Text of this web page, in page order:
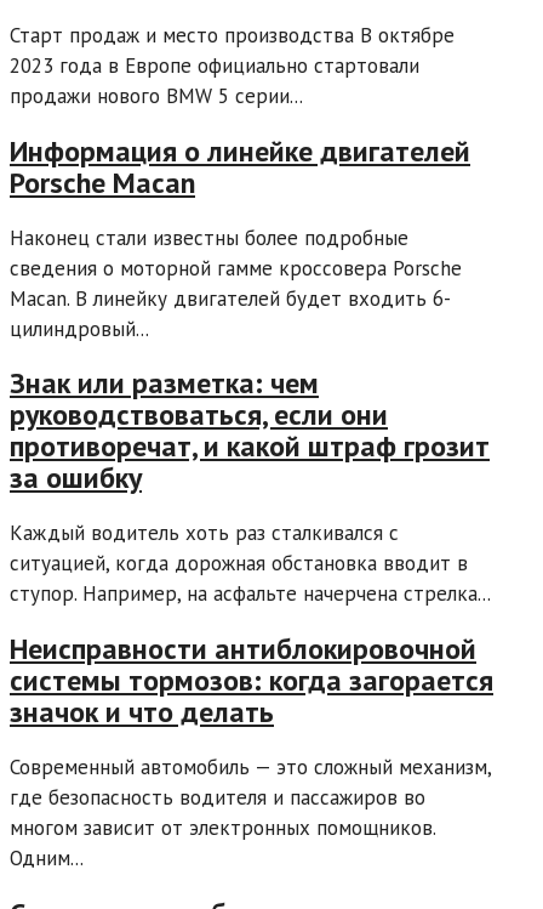
Старт продаж и место производства В октябре
2023 года в Европе официально стартовали
продажи нового BMW 5 серии...
Информация о линейке двигателей
Porsche Macan
Наконец стали известны более подробные
сведения о моторной гамме кроссовера Porsche
Macan. В линейку двигателей будет входить 6-
цилиндровый...
Знак или разметка: чем
руководствоваться, если они
противоречат, и какой штраф грозит
за ошибку
Каждый водитель хоть раз сталкивался с
ситуацией, когда дорожная обстановка вводит в
ступор. Например, на асфальте начерчена стрелка...
Неисправности антиблокировочной
системы тормозов: когда загорается
значок и что делать
Современный автомобиль — это сложный механизм,
где безопасность водителя и пассажиров во
многом зависит от электронных помощников.
Одним...